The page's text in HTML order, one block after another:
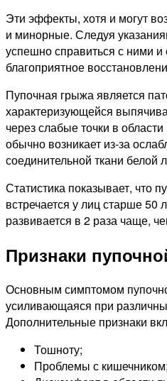
Эти эффекты, хотя и могут
и минорные. Следуя
успешно справиться с ними и
благоприятное
Пупочная грыжа является
характеризующейся
через слабые точки в
обычно возникает из-за
соединительной ткани белой
Статистика показывает, что
встречается у лиц старше
развивается в 2 раза чаще,
Признаки
Основным симптомом
усиливающаяся при
Дополнительные признаки
Тошноту;
Проблемы с кишечником;